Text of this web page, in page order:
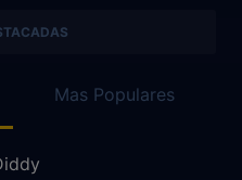
Mas Populares